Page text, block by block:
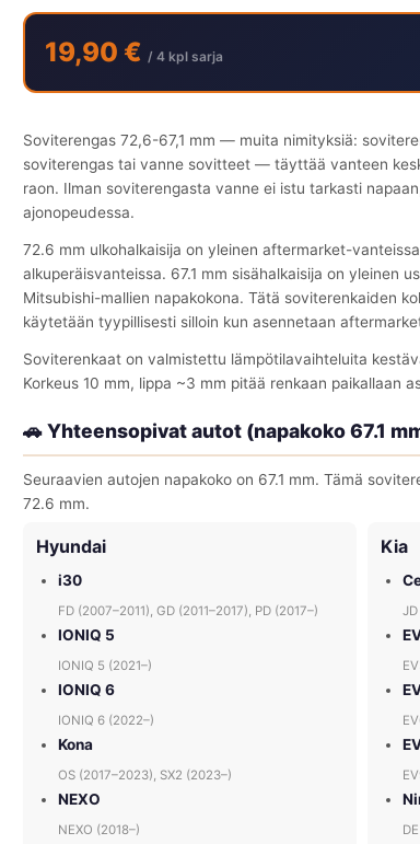
19,90 € / 4 kpl sarja
Soviterengas 72,6-67,1 mm — muita nimityksiä:
soviterengas tai vanne sovitteet — täyttää vanteen
raon. Ilman soviterengasta vanne ei istu tarkasti
ajonopeudessa.
72.6 mm ulkohalkaisija on yleinen aftermarket-
alkuperäisvanteissa. 67.1 mm sisähalkaisija on yleinen
Mitsubishi-mallien napakokona. Tätä soviterenkaiden
käytetään tyypillisesti silloin kun asennetaan
Soviterenkaat on valmistettu lämpötilavaihteluita
Korkeus 10 mm, lippa ~3 mm pitää renkaan paikallaan
🚗 Yhteensopivat autot (napakoko 67.1
Seuraavien autojen napakoko on 67.1 mm. Tämä
72.6 mm.
Hyundai
i30
FD (2007–2011), GD (2011–2017), PD (2017–)
IONIQ 5
IONIQ 5 (2021–)
IONIQ 6
IONIQ 6 (2022–)
Kona
OS (2017–2023), SX2 (2023–)
NEXO
NEXO (2018–)
Kia